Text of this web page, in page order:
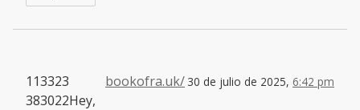
bookofra.uk/ 30 de julio de 2025, 6:42 pm
113323
383022Hey,